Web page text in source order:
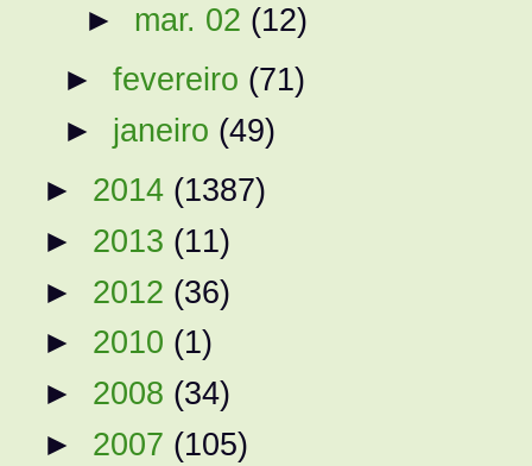
► mar. 02 (12)
►fevereiro (71)
► janeiro (49)
► 2014 (1387)
► 2013 (11)
► 2012 (36)
► 2010 (1)
► 2008 (34)
► 2007 (105)